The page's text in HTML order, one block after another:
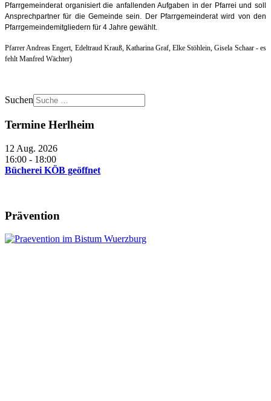
Pfarrgemeinderat organisiert die anfallenden Aufgaben in der Pfarrei und soll
Ansprechpartner für die Gemeinde sein. Der Pfarrgemeinderat wird von den
Pfarrgemeindemitgliedern für 4 Jahre gewählt.
Pfarrer Andreas Engert, Edeltraud Krauß, Katharina Graf, Elke Stöhlein, Gisela Schaar - es
fehlt Manfred Wächter)
Suchen
Termine Herlheim
12 Aug. 2026
16:00 - 18:00
Bücherei KÖB geöffnet
Prävention